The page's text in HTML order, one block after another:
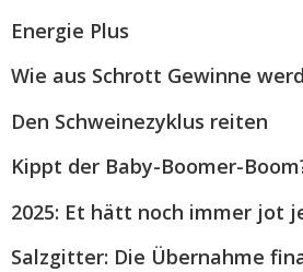
Energie Plus
Wie aus Schrott Gewinne
Den Schweinezyklus reiten
Kippt der Baby-Boomer-
2025: Et hätt noch immer jot
Salzgitter: Die Übernahme